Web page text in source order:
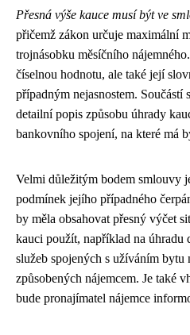
Přesná výše kauce musí být ve
přičemž zákon určuje maximální
trojnásobku měsíčního
číselnou hodnotu, ale také její
případným nejasnostem.
detailní popis způsobu úhrady
bankovního spojení, na které má
Velmi důležitým bodem smlouvy
podmínek jejího případného
by měla obsahovat přesný výčet
kauci použít, například na úhradu
služeb spojených s užíváním bytu
způsobených nájemcem. Je také
bude pronajímatel nájemce